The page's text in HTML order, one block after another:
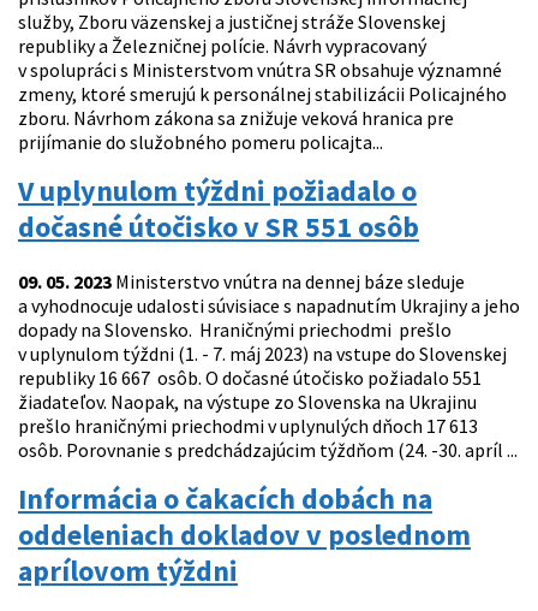
služby, Zboru väzenskej a justičnej stráže Slovenskej
republiky a Železničnej polície. Návrh vypracovaný
v spolupráci s Ministerstvom vnútra SR obsahuje významné
zmeny, ktoré smerujú k personálnej stabilizácii Policajného
zboru. Návrhom zákona sa znižuje veková hranica pre
prijímanie do služobného pomeru policajta...
V uplynulom týždni požiadalo o
dočasné útočisko v SR 551 osôb
09. 05. 2023 Ministerstvo vnútra na dennej báze sleduje
a vyhodnocuje udalosti súvisiace s napadnutím Ukrajiny a jeho
dopady na Slovensko. Hraničnými priechodmi prešlo
v uplynulom týždni (1. - 7. máj 2023) na vstupe do Slovenskej
republiky 16 667 osôb. O dočasné útočisko požiadalo 551
žiadateľov. Naopak, na výstupe zo Slovenska na Ukrajinu
prešlo hraničnými priechodmi v uplynulých dňoch 17 613
osôb. Porovnanie s predchádzajúcim týždňom (24. -30. apríl ...
Informácia o čakacích dobách na
oddeleniach dokladov v poslednom
aprílovom týždni